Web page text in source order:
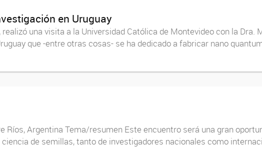
en Uruguay
una visita a la Universidad Católica de Montevideo con la Dra.
que -entre otras cosas- se ha dedicado a fabricar nano
Ríos, Argentina Tema/resumen Este encuentro será una gran
de semillas, tanto de investigadores nacionales como